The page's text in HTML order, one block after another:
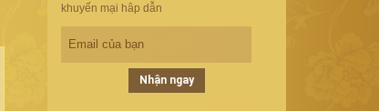
khuyến mại hâp dẫn
Nhận ngay